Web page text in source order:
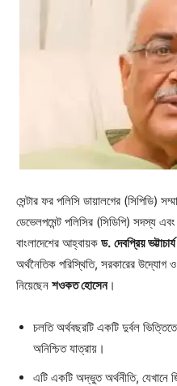
সেন্টার ফর পলিসি ডায়ালগের (সিপিডি)
ডেভেলপমেন্ট পলিসির (সিডিপি) সদস্য
বাংলাদেশের আহ্বায়ক ড. দেবপ্রিয় ভট্টাচার্য
অর্থনৈতিক পরিস্থিতি, সরকারের উদ্যোগ
নিয়েছেন শওকত হোসেন।
চলতি অর্থবছরটি একটি দুর্বল
অনিশ্চিত যাত্রায়।
এটি একটি অদ্ভুত অর্থনীতি, যেখানে